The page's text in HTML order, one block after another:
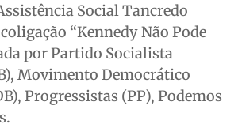
Social Tancredo
“Kennedy Não Pode
por Partido Socialista
Movimento Democrático
Progressistas (PP), Podemos